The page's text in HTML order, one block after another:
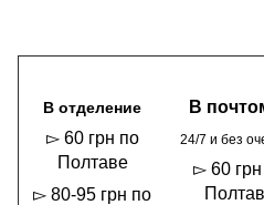
В отделение
▻ 60 грн по
Полтаве
▻ 80-95 грн по
В
24/7 и без
▻ 60